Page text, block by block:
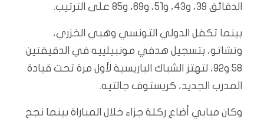
الدقائق 39، و43، و51، و69، و85 على الترتيب.
بينما تكفل الدولي التونسي وهبي الخزري،
وتشاتو، بتسجيل هدفي مونبيلييه في الدقيقتين
58 و92، لتهتز الشباك الباريسية لأول مرة تحت قيادة
المدرب الجديد، كريستوف جالتيه.
وكان مبابي أضاع ركلة جزاء خلال المباراة بينما نجح